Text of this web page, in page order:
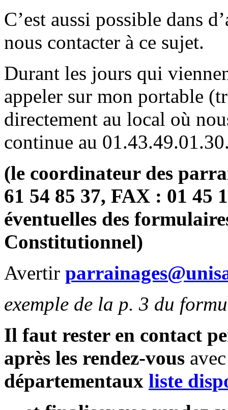
C’est aussi possible dans
nous contacter à ce sujet.
Durant les jours qui
appeler sur mon portable
directement au local où
continue au
(le coordinateur des
61 54 85 37, FAX : 01 45
éventuelles des
Constitutionnel)
Avertir
exemple de la p. 3 du
Il faut rester en contact
après les rendez-vous
départementaux liste